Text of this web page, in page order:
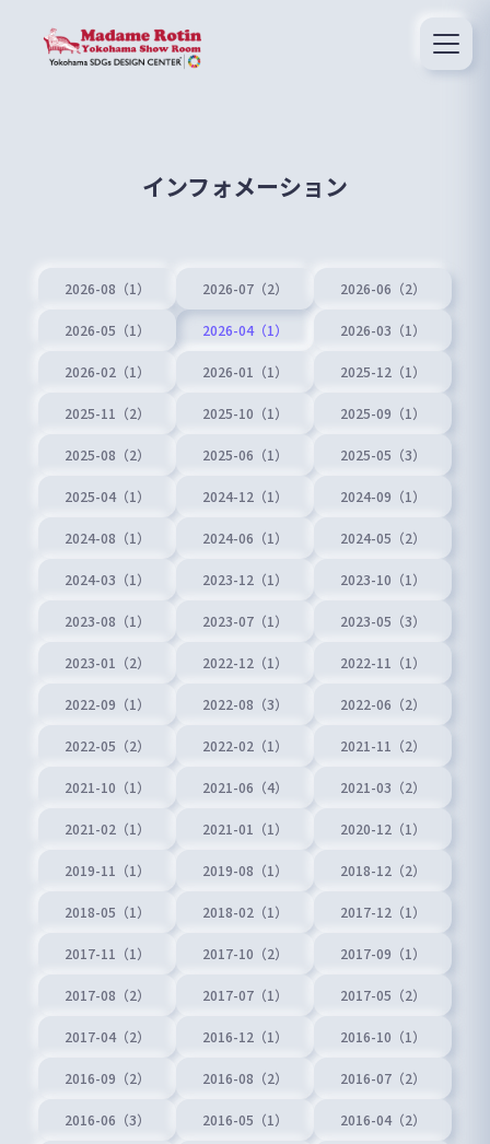
インフォメーション
2026-08（1） 2026-07（2） 2026-06（2）
2026-05（1） 2026-04（1） 2026-03（1）
2026-02（1） 2026-01（1） 2025-12（1）
2025-11（2） 2025-10（1） 2025-09（1）
2025-08（2） 2025-06（1） 2025-05（3）
2025-04（1） 2024-12（1） 2024-09（1）
2024-08（1） 2024-06（1） 2024-05（2）
2024-03（1） 2023-12（1） 2023-10（1）
2023-08（1） 2023-07（1） 2023-05（3）
2023-01（2） 2022-12（1） 2022-11（1）
2022-09（1） 2022-08（3） 2022-06（2）
2022-05（2） 2022-02（1） 2021-11（2）
2021-10（1） 2021-06（4） 2021-03（2）
2021-02（1） 2021-01（1） 2020-12（1）
2019-11（1） 2019-08（1） 2018-12（2）
2018-05（1） 2018-02（1） 2017-12（1）
2017-11（1） 2017-10（2） 2017-09（1）
2017-08（2） 2017-07（1） 2017-05（2）
2017-04（2） 2016-12（1） 2016-10（1）
2016-09（2） 2016-08（2） 2016-07（2）
2016-06（3） 2016-05（1） 2016-04（2）